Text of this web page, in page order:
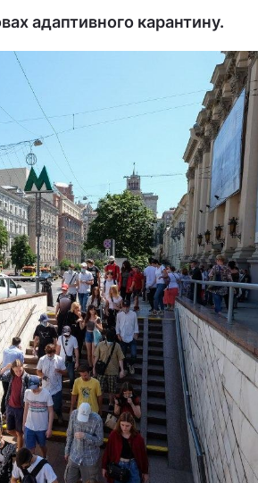
адаптивного карантину.